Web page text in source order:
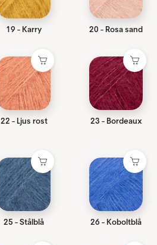
19 - Karry 20 - Rosa sand
22 - Ljus rost 23 - Bordeaux
25 - Stålblå 26 - Koboltblå